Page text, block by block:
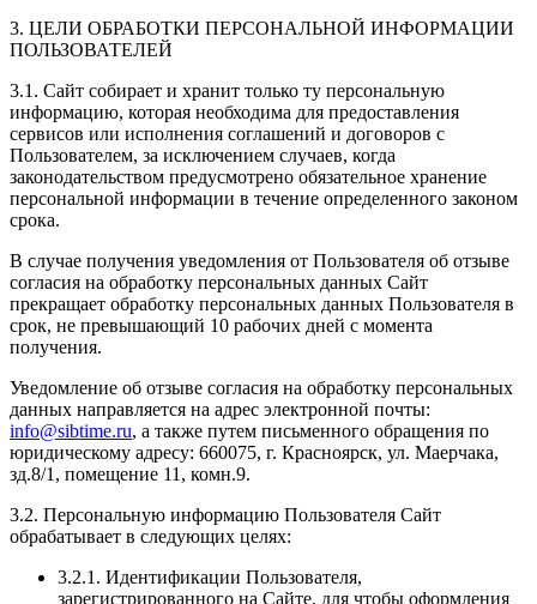
3. ЦЕЛИ ОБРАБОТКИ ПЕРСОНАЛЬНОЙ ИНФОРМАЦИИ
ПОЛЬЗОВАТЕЛЕЙ
3.1. Сайт собирает и хранит только ту персональную
информацию, которая необходима для предоставления
сервисов или исполнения соглашений и договоров с
Пользователем, за исключением случаев, когда
законодательством предусмотрено обязательное хранение
персональной информации в течение определенного законом
срока.
В случае получения уведомления от Пользователя об отзыве
согласия на обработку персональных данных Сайт
прекращает обработку персональных данных Пользователя в
срок, не превышающий 10 рабочих дней с момента
получения.
Уведомление об отзыве согласия на обработку персональных
данных направляется на адрес электронной почты:
info@sibtime.ru, а также путем письменного обращения по
юридическому адресу: 660075, г. Красноярск, ул. Маерчака,
зд.8/1, помещение 11, комн.9.
3.2. Персональную информацию Пользователя Сайт
обрабатывает в следующих целях:
3.2.1. Идентификации Пользователя,
зарегистрированного на Сайте, для чтобы оформления